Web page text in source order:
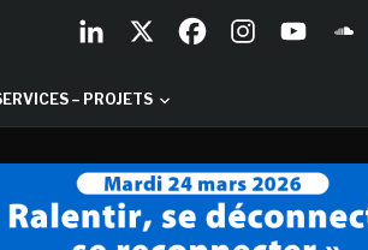
– PROJETS